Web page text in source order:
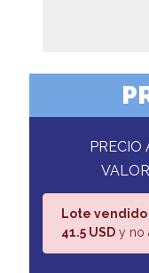
PRECIO
Lote vendido
41.5 USD y no